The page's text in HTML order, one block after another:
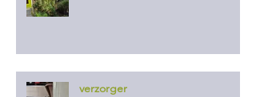
verzorger